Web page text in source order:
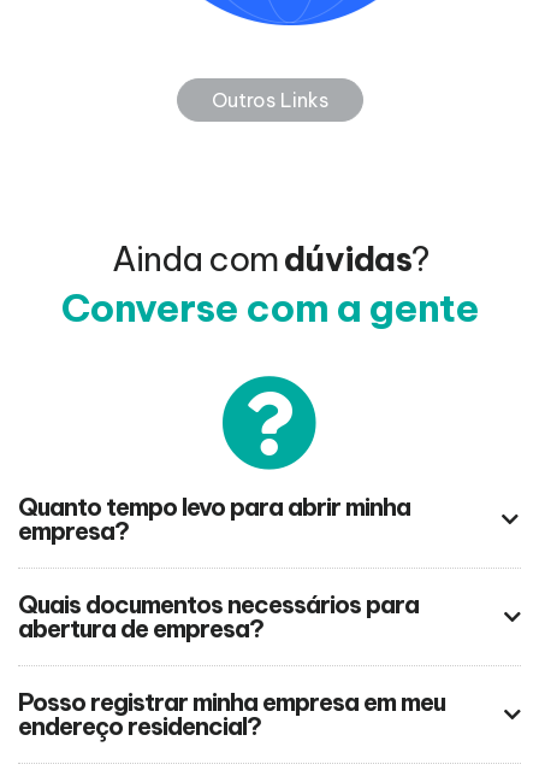
Outros Links
Ainda comdúvidas?
Converse com a gente
Quanto tempo levo para abrir minha
empresa?
Quais documentos necessários para
abertura de empresa?
Posso registrar minha empresa em meu
endereço residencial?